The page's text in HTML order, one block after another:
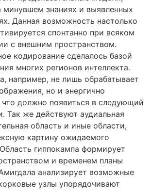
минувшем знаниях и выявленных
Данная возможность настолько
спонтанно при всяком
с внешним пространством.
кодирование сделалось базой
многих регионов интеллекта.
например, не лишь обрабатывает
но и энергично
что должно появиться в следующий
Так же действуют аудиальная
область и иные области,
картину ожидаемого
гиппокампа формирует
и временем планы
анализирует возможные
узлы упорядочивают